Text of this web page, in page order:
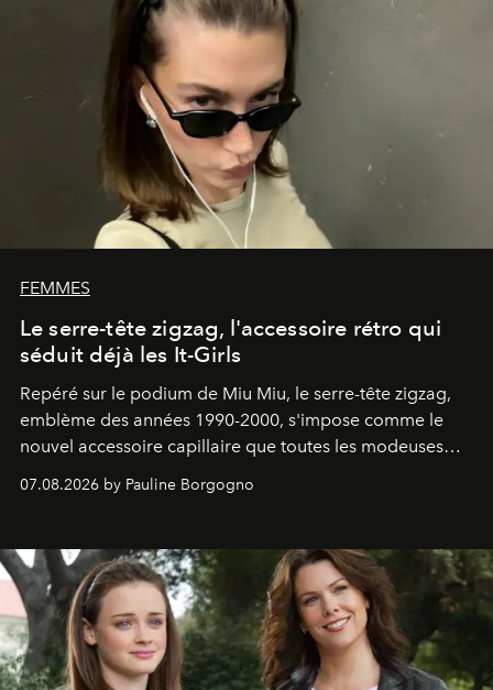
FEMMES
Le serre-tête zigzag, l'accessoire rétro qui
séduit déjà les It-Girls
Repéré sur le podium de Miu Miu, le serre-tête zigzag,
emblème des années 1990-2000, s'impose comme le
nouvel accessoire capillaire que toutes les modeuses
07.08.2026 by Pauline Borgogno